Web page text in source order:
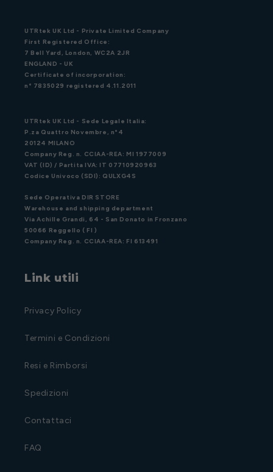
UTRtek UK Ltd - Private Limited Company
First Registered Office:
7 Bell Yard, London, WC2A 2JR
ENGLAND - UK
Certificate of incorporation:
n° 7835029 registered 4.11.2011
UTRtek UK Ltd - Sede Legale Italia:
P.za Quattro Novembre, n°4
20124 MILANO
Company Reg. n. CCIAA-REA: MI 1977009
VAT (ID) / Partita IVA: IT 07710920963
Codice Univoco (SDI): QULXG4S
Sede Operativa DIR STORE
Warehouse and shipping department
Via Achille Grandi, 64 - San Donato in Fronzano
50066 Reggello ( FI )
Company Reg. n. CCIAA-REA: FI 613491
Link utili
Privacy Policy
Termini e Condizioni
Resi e Rimborsi
Spedizioni
Contattaci
FAQ